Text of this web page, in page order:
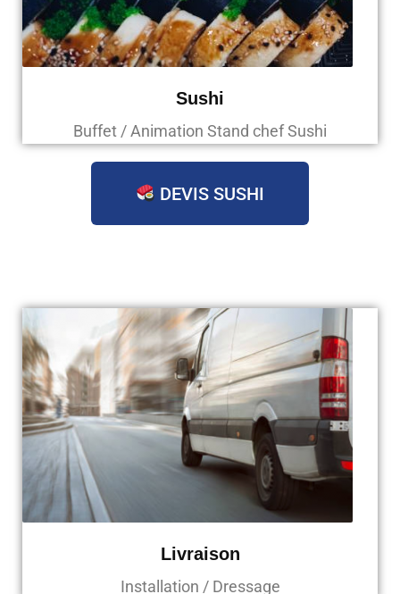
Sushi
Buffet / Animation Stand chef Sushi
DEVIS SUSHI
Livraison
Installation / Dressage